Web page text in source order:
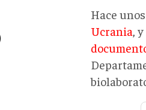
Hace
Ucrania,